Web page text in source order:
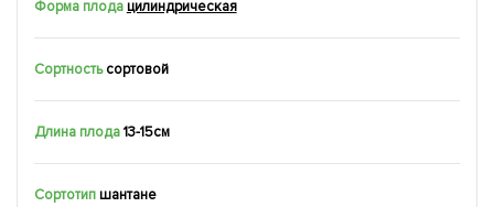
Форма плодацилиндрическая
Сортность сортовой
Длина плода13-15см
Сортотипшантане